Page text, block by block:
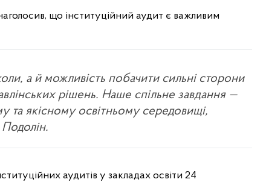
що інституційний аудит є важливим
а й можливість побачити сильні сторони
рішень. Наше спільне завдання —
якісному освітньому середовищі,
аудитів у закладах освіти 24